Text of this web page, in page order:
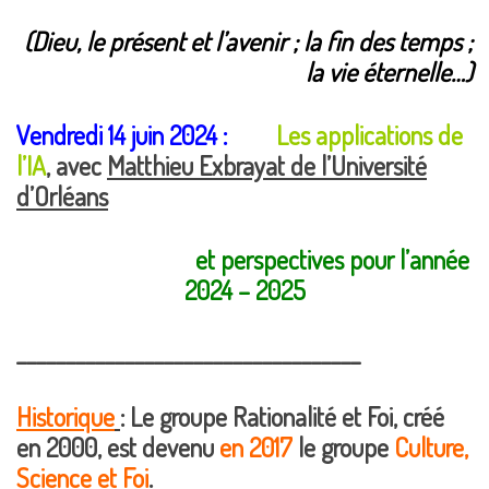
(Dieu, le présent et l’avenir ; la fin des temps ;
la vie éternelle…)
Vendredi 14 juin 2024 :
Les applications de
l’IA, avec Matthieu Exbrayat de l’Université
d’Orléans
et perspectives pour l’année
2024 – 2025
___________________________________
Historique: Le groupe Rationalité et Foi, créé
en 2000, est devenuen 2017 le groupe Culture,
Science et Foi.